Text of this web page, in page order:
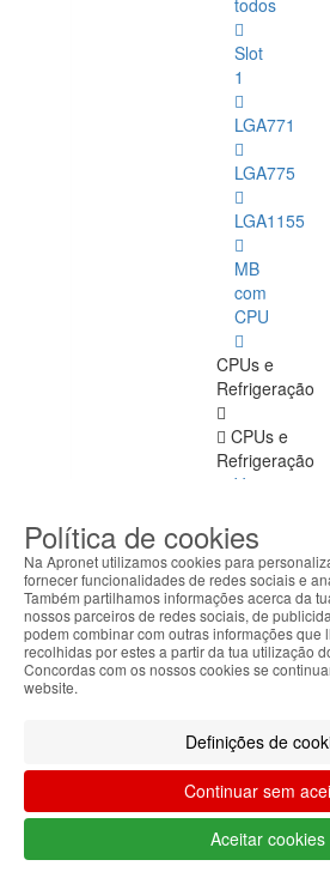
todos
Slot
1
LGA771
LGA775
LGA1155
MB
com
CPU
CPUs e
Refrigeração
CPUs e
Refrigeração
Ver
LGA775
LGA1155
LGA1156
LGA2011
LGA1150
AMD
Política de cookies
Na Apronet utilizamos cookies para
fornecer funcionalidades de redes sociais e
Também partilhamos informações acerca da
nossos parceiros de redes sociais, de
podem combinar com outras informações que
recolhidas por estes a partir da tua utilização
Concordas com os nossos cookies se
website.
Definições de
Continuar sem
Aceitar cookies